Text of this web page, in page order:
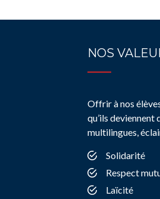
NOS
Offrir à nos
qu’ils deviennent
multilingues,
Solidarité
Respect
Laïcité